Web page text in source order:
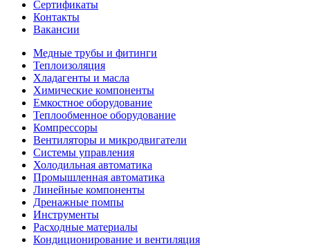
Сертификаты
Контакты
Вакансии
Медные трубы и фитинги
Теплоизоляция
Хладагенты и масла
Химические компоненты
Емкостное оборудование
Теплообменное оборудование
Компрессоры
Вентиляторы и микродвигатели
Системы управления
Холодильная автоматика
Промышленная автоматика
Линейные компоненты
Дренажные помпы
Инструменты
Расходные материалы
Кондиционирование и вентиляция